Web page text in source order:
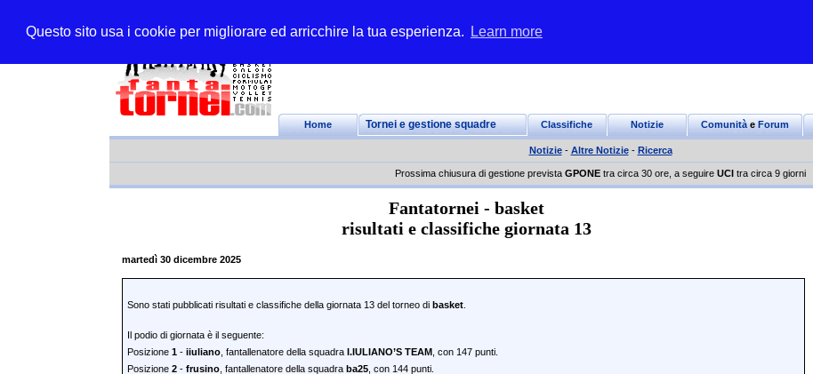
Questo sito usa i cookie per migliorare ed arricchire la tua esperienza. Learn more
Home Tornei e gestione squadre Classifiche Notizie Comunitàe Forum
Notizie- Altre Notizie- Ricerca
Prossima chiusura di gestione prevista GPONE tra circa 30 ore, a seguire UCI tra circa 9 giorni
Fantatornei - basket
risultati e classifiche giornata 13
martedì 30 dicembre 2025
Sono stati pubblicati risultati e classifiche della giornata 13 del torneo di basket
Il podio di giornata è il seguente:
Posizione 1 - iiuliano , fantallenatore della squadra I.IULIANO’S TEAM , con 147 punti.
Posizione 2 - frusino , fantallenatore della squadra ba25 , con 144 punti.